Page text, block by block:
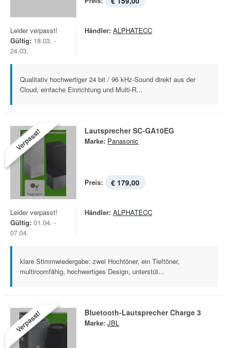
Leider verpasst!
Gültig: 18.03. -
24.03.
Händler: ALPHATECC
Qualitativ hochwertiger 24 bit / 96 kHz-Sound direkt aus der
Cloud, einfache Einrichtung und Multi-R...
Verpasst! Lautsprecher SC-GA10EG
Marke: Panasonic
Preis: € 179,00
Leider verpasst!
Gültig: 01.04. -
07.04.
Händler: ALPHATECC
klare Stimmwiedergabe: zwei Hochtöner, ein Tieftöner,
multiroomfähig, hochwertiges Design, unterstüt...
Verpasst! Bluetooth-Lautsprecher Charge 3
Marke: JBL